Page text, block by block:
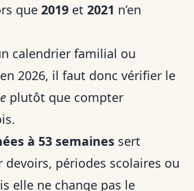
que 2019 et 2021 n’en
calendrier familial ou
2026, il faut donc vérifier le
plutôt que compter
à 53 semaines sert
périodes scolaires ou
elle ne change pas le